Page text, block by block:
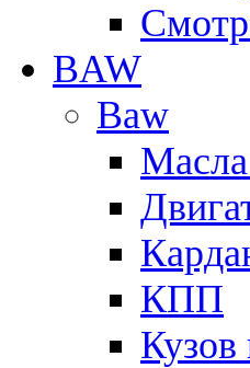
BAW
Baw
КПП